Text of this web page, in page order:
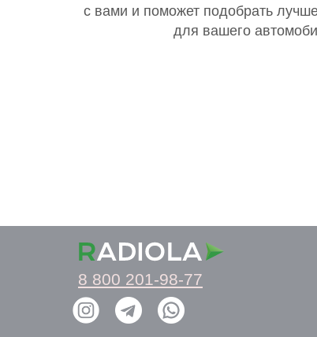
с вами и поможет подобрать
для вашего
8 800 201-98-77